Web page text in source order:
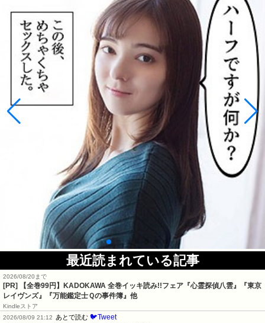
最近読まれている記事
2026/08/20まで
[PR]
【全巻99円】KADOKAWA 全巻イッキ読み!!フェア『心霊探偵八雲』『東京
レイヴンズ』『万能鑑定士Ｑの事件簿』他
Kindleストア
2026/08/09 21:12
あとで読む 🐦Tweet